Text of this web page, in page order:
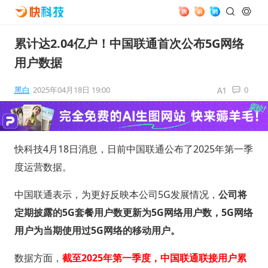
累计达2.04亿户！中国联通首次公布5G网络
用户数据
黑白 2025年04月18日 19:00 0
快科技4月18日消息，日前中国联通公布了2025年第一季
度运营数据。
中国联通表示，为更好反映本公司5G发展情况， 公司将
定期披露的5G套餐用户数更新为5G网络用户数，5G网络
用户为当期使用过5G网络的移动用户。
数据方面， 截至2025年第一季度，中国联通联接用户累